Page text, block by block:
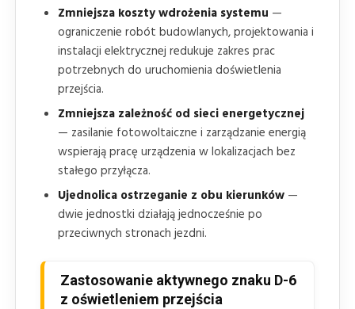
Zmniejsza koszty wdrożenia systemu —
ograniczenie robót budowlanych, projektowania i
instalacji elektrycznej redukuje zakres prac
potrzebnych do uruchomienia doświetlenia
przejścia.
Zmniejsza zależność od sieci energetycznej
— zasilanie fotowoltaiczne i zarządzanie energią
wspierają pracę urządzenia w lokalizacjach bez
stałego przyłącza.
Ujednolica ostrzeganie z obu kierunków —
dwie jednostki działają jednocześnie po
przeciwnych stronach jezdni.
Zastosowanie aktywnego znaku D-6
z oświetleniem przejścia